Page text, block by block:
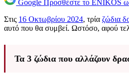
Google Προσθέστε το ENIKOS
Στις 16 Οκτωβρίου 2024, τρία ζώδια
αυτό που θα συμβεί. Ωστόσο, αφού
Τα 3 ζώδια που αλλάζουν